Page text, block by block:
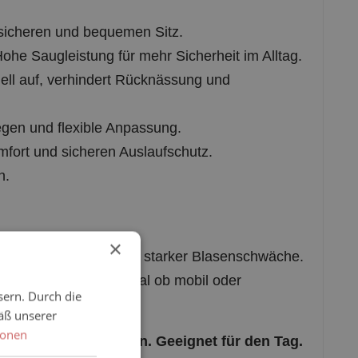
und bequemen Sitz.
Saugleistung für mehr Sicherheit im Alltag.
auf, verhindert Rücknässung und
und flexible Anpassung.
und sicheren Auslaufschutz.
bei mittlerer bis starker Blasenschwäche.
legen – egal ob mobil oder
Klebeverschlüssen. Geeignet für den Tag.
×
Durch die
unserer